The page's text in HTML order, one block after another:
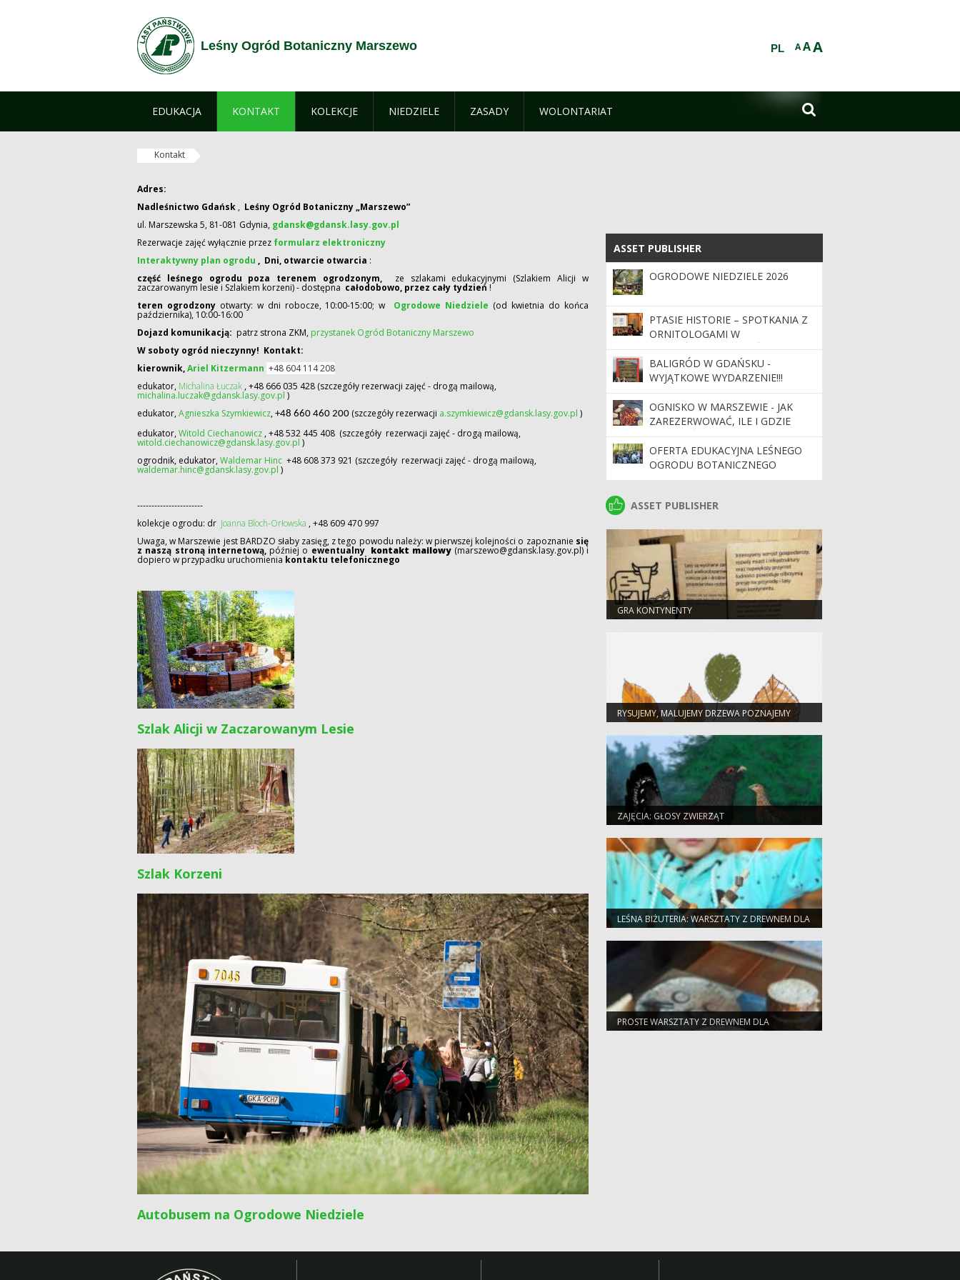
Leśny Ogród Botaniczny Marszewo AAA
PL
EDUKACJA KONTAKT KOLEKCJE NIEDZIELE ZASADY WOLONTARIAT 
Kontakt
Adres:
Nadleśnictwo Gdańsk , Leśny Ogród Botaniczny „Marszewo”
ul. Marszewska 5, 81-081 Gdynia, gdansk@gdansk.lasy.gov.pl
Rezerwacje zajęć wyłącznie przez formularz elektroniczny
Interaktywny plan ogrodu , Dni, otwarcie otwarcia :
część leśnego ogrodu poza terenem ogrodzonym,
ze szlakami edukacyjnymi (Szlakiem Alicji w
zaczarowanym lesie i Szlakiem korzeni) - dostępna całodobowo, przez cały tydzień !
teren ogrodzonyotwarty: w dni robocze, 10:00-15:00; w Ogrodowe Niedziele (od kwietnia do końca
października), 10:00-16:00
Dojazd komunikacją: patrz strona ZKM, przystanek Ogród Botaniczny Marszewo
W soboty ogród nieczynny! Kontakt:
kierownik,Ariel Kitzermann +48 604 114 208
edukator, Michalina Łuczak , +48 666 035 428 (szczegóły rezerwacji zajęć - drogą mailową,
michalina.luczak@gdansk.lasy.gov.pl )
edukator,Agnieszka Szymkiewicz, +48 660 460 200 (szczegóły rezerwacji a.szymkiewicz@gdansk.lasy.gov.pl )
edukator,Witold Ciechanowicz , +48 532 445 408 (szczegóły rezerwacji zajęć - drogą mailową,
witold.ciechanowicz@gdansk.lasy.gov.pl )
ogrodnik, edukator,Waldemar Hinc +48 608 373 921 (szczegóły rezerwacji zajęć - drogą mailową,
waldemar.hinc@gdansk.lasy.gov.pl )
-----------------------
kolekcje ogrodu: dr Joanna Bloch-Orłowska , +48 609 470 997
Uwaga, w Marszewie jest BARDZO słaby zasięg, z tego powodu należy: w pierwszej kolejności o zapoznanie się
z naszą stroną internetową,później o ewentualny kontakt mailowy(marszewo@gdansk.lasy.gov.pl) i
dopiero w przypadku uruchomienia kontaktu telefonicznego
Szlak Alicji w Zaczarowanym Lesie
Szlak Korzeni
Autobusem na Ogrodowe Niedziele
ASSET PUBLISHER
ASSET PUBLISHER
OGRODOWE NIEDZIELE 2026
PTASIE HISTORIE – SPOTKANIA Z
ORNITOLOGAMI W
NADLEŚNICTWIE GDAŃSK
BALIGRÓD W GDAŃSKU -
WYJĄTKOWE WYDARZENIE!!!
OGNISKO W MARSZEWIE - JAK
ZAREZERWOWAĆ, ILE I GDZIE
ZAPŁACIĆ
OFERTA EDUKACYJNA LEŚNEGO
OGRODU BOTANICZNEGO
ASSET PUBLISHER
ASSET PUBLISHER
GRA KONTYNENTY
RYSUJEMY, MALUJEMY DRZEWA POZNAJEMY
ZAJĘCIA: GŁOSY ZWIERZĄT
LEŚNA BIŻUTERIA: WARSZTATY Z DREWNEM DLA
GRUP
PROSTE WARSZTATY Z DREWNEM DLA
MŁODSZYCH DZIECI